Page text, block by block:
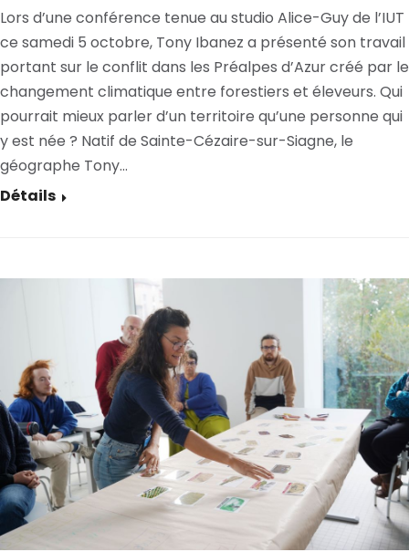
Lors d’une conférence tenue au studio Alice-Guy de l’IUT
ce samedi 5 octobre, Tony Ibanez a présenté son travail
portant sur le conflit dans les Préalpes d’Azur créé par le
changement climatique entre forestiers et éleveurs. Qui
pourrait mieux parler d’un territoire qu’une personne qui
y est née ? Natif de Sainte-Cézaire-sur-Siagne, le
géographe Tony…
Détails